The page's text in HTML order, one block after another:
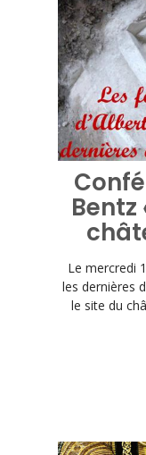
Bentz
Le mercredi
les dernières
le site du